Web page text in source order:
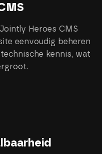
Heroes CMS
eenvoudig beheren
kennis, wat